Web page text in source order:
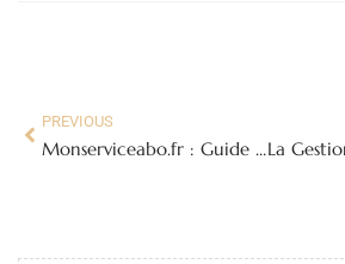
PREVIOUS
Monserviceabo.fr : Guide Complet pour Gérer vos Abonnements et Vérifier sa Fiabilité